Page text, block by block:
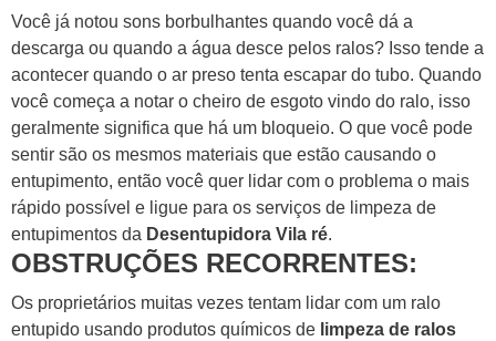
Você já notou sons borbulhantes quando você dá a
descarga ou quando a água desce pelos ralos? Isso tende a
acontecer quando o ar preso tenta escapar do tubo. Quando
você começa a notar o cheiro de esgoto vindo do ralo, isso
geralmente significa que há um bloqueio. O que você pode
sentir são os mesmos materiais que estão causando o
entupimento, então você quer lidar com o problema o mais
rápido possível e ligue para os serviços de limpeza de
entupimentos da Desentupidora Vila ré.
OBSTRUÇÕES RECORRENTES:
Os proprietários muitas vezes tentam lidar com um ralo
entupido usando produtos químicos de limpeza de ralos